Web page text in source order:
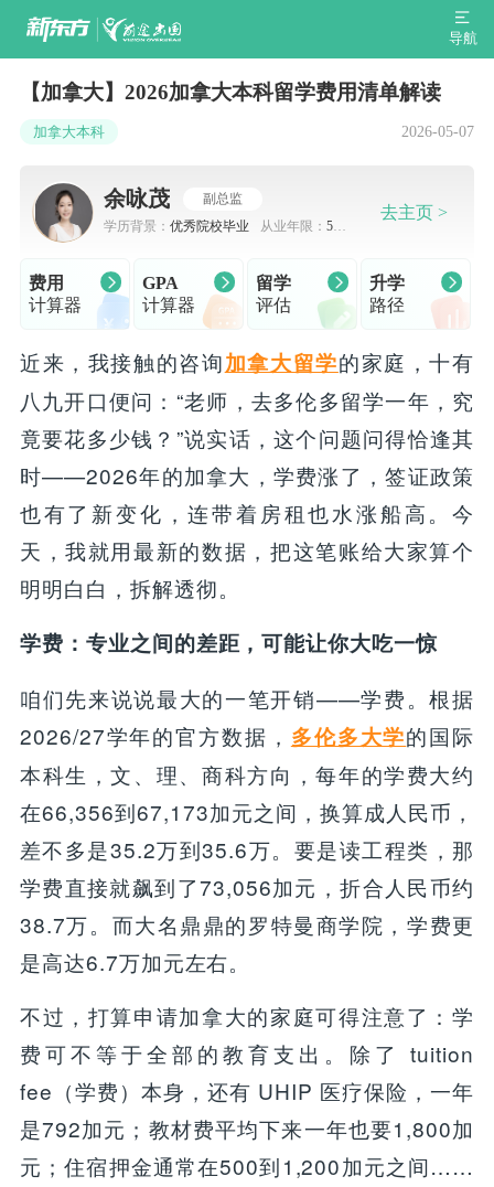
导航
【加拿大】2026加拿大本科留学费用清单解读
加拿大本科 2026-05-07
余咏茂
副总监
学历背景： 优秀院校毕业 从业年限： 5-7
去主页 >
费用
计算器
GPA
计算器
留学
评估
升学
路径
近来，我接触的咨询加拿大留学的家庭，十有
八九开口便问：“老师，去多伦多留学一年，究
竟要花多少钱？”说实话，这个问题问得恰逢其
时——2026年的加拿大，学费涨了，签证政策
也有了新变化，连带着房租也水涨船高。今
天，我就用最新的数据，把这笔账给大家算个
明明白白，拆解透彻。
学费：专业之间的差距，可能让你大吃一惊
咱们先来说说最大的一笔开销——学费。根据
2026/27学年的官方数据， 多伦多大学的国际
本科生，文、理、商科方向，每年的学费大约
在66,356到67,173加元之间，换算成人民币，
差不多是35.2万到35.6万。要是读工程类，那
学费直接就飙到了73,056加元，折合人民币约
38.7万。而大名鼎鼎的罗特曼商学院，学费更
是高达6.7万加元左右。
不过，打算申请加拿大的家庭可得注意了：学
费可不等于全部的教育支出。除了 tuition
fee（学费）本身，还有 UHIP 医疗保险，一年
是792加元；教材费平均下来一年也要1,800加
元；住宿押金通常在500到1,200加元之间……